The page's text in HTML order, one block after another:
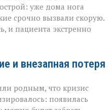
уже дома нога
срочно вызвали скорую.
и пациента экстренно
и внезапная потеря
родным, что кризис
появилась